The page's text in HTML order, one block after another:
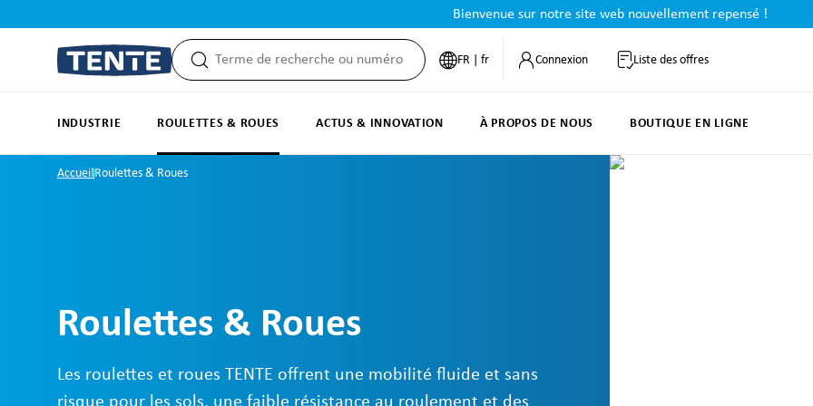
Bienvenue sur notre site web nouvellement repensé !
FR | fr Connexion Liste des offres
INDUSTRIE ROULETTES & ROUES ACTUS & INNOVATION À PROPOS DE NOUS BOUTIQUE EN LIGNE
AccueilRoulettes & Roues
Roulettes & Roues
Les roulettes et roues TENTE offrent une mobilité fluide et sans
risque pour les sols, une faible résistance au roulement et des